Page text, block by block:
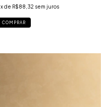
x de R$88,32 sem juros
COMPRAR